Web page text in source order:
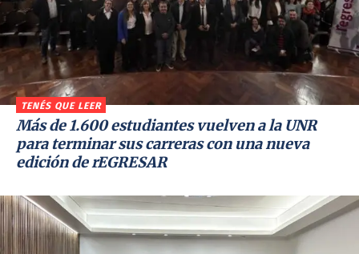
TENÉS QUE LEER
Más de 1.600 estudiantes vuelven a la UNR
para terminar sus carreras con una nueva
edición de rEGRESAR